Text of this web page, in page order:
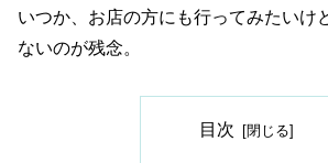
いつか、お店の方にも行ってみたいけ
ないのが残念。
目次